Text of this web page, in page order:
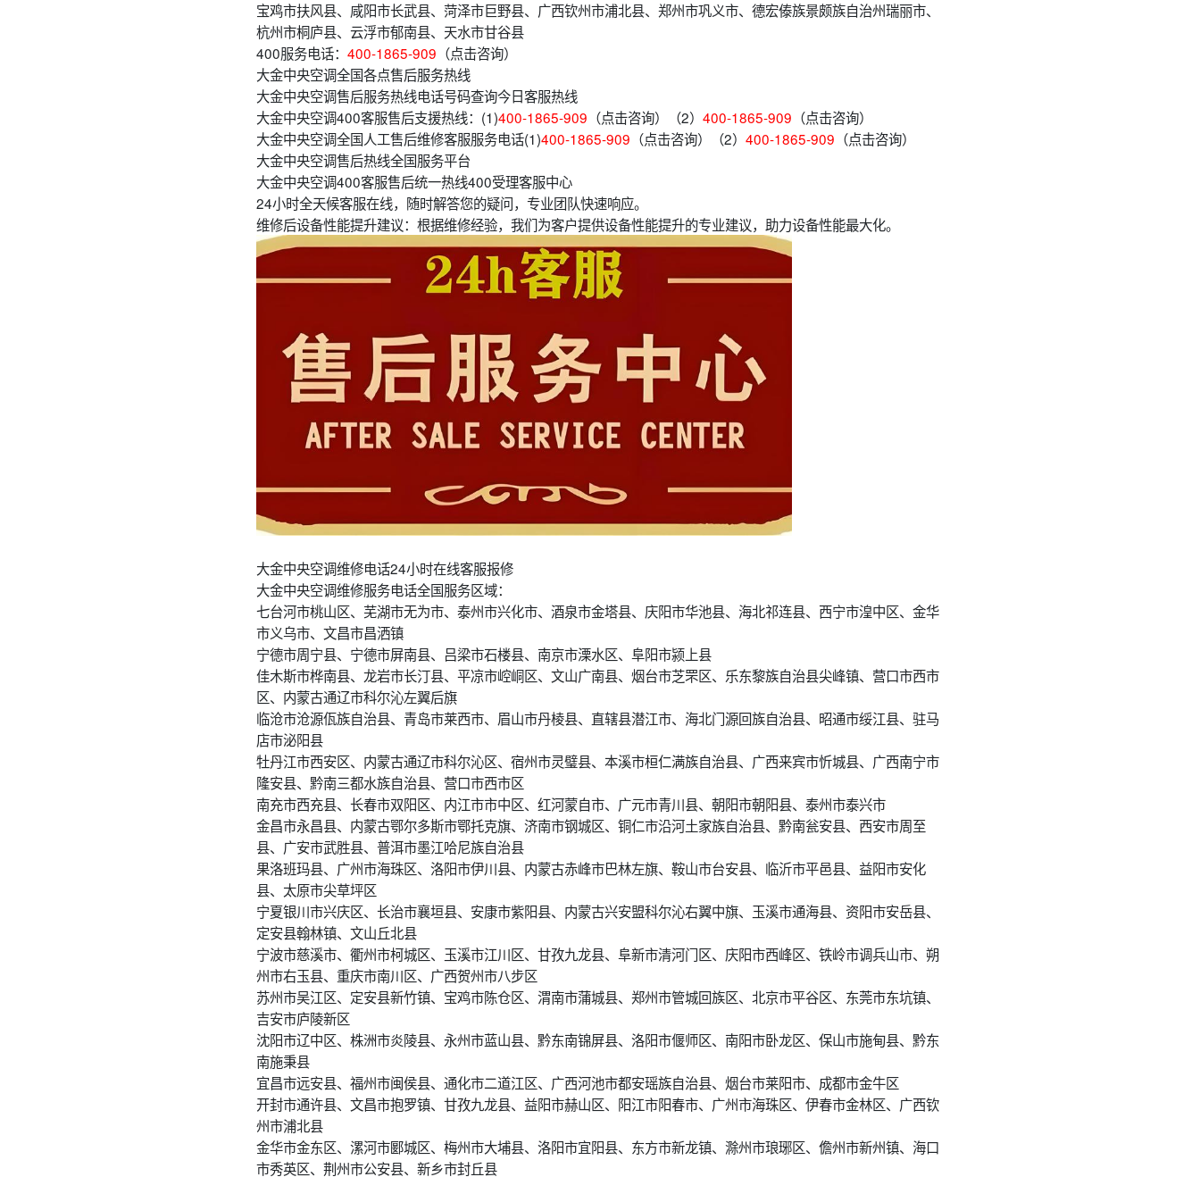
宝鸡市扶风县、咸阳市长武县、菏泽市巨野县、广西钦州市浦北县、郑州市巩义市、德宏傣族景颇族自治州瑞丽市、
杭州市桐庐县、云浮市郁南县、天水市甘谷县
400服务电话： 400-1865-909 （点击咨询）
大金中央空调全国各点售后服务热线
大金中央空调售后服务热线电话号码查询今日客服热线
大金中央空调400客服售后支援热线：(1)400-1865-909 （点击咨询）（2） 400-1865-909 （点击咨询）
大金中央空调全国人工售后维修客服服务电话(1)400-1865-909 （点击咨询）（2） 400-1865-909 （点击咨询）
大金中央空调售后热线全国服务平台
大金中央空调400客服售后统一热线400受理客服中心
24小时全天候客服在线，随时解答您的疑问，专业团队快速响应。
维修后设备性能提升建议：根据维修经验，我们为客户提供设备性能提升的专业建议，助力设备性能最大化。
大金中央空调维修电话24小时在线客服报修
大金中央空调维修服务电话全国服务区域：
七台河市桃山区、芜湖市无为市、泰州市兴化市、酒泉市金塔县、庆阳市华池县、海北祁连县、西宁市湟中区、金华
市义乌市、文昌市昌洒镇
宁德市周宁县、宁德市屏南县、吕梁市石楼县、南京市溧水区、阜阳市颍上县
佳木斯市桦南县、龙岩市长汀县、平凉市崆峒区、文山广南县、烟台市芝罘区、乐东黎族自治县尖峰镇、营口市西市
区、内蒙古通辽市科尔沁左翼后旗
临沧市沧源佤族自治县、青岛市莱西市、眉山市丹棱县、直辖县潜江市、海北门源回族自治县、昭通市绥江县、驻马
店市泌阳县
牡丹江市西安区、内蒙古通辽市科尔沁区、宿州市灵璧县、本溪市桓仁满族自治县、广西来宾市忻城县、广西南宁市
隆安县、黔南三都水族自治县、营口市西市区
南充市西充县、长春市双阳区、内江市市中区、红河蒙自市、广元市青川县、朝阳市朝阳县、泰州市泰兴市
金昌市永昌县、内蒙古鄂尔多斯市鄂托克旗、济南市钢城区、铜仁市沿河土家族自治县、黔南瓮安县、西安市周至
县、广安市武胜县、普洱市墨江哈尼族自治县
果洛班玛县、广州市海珠区、洛阳市伊川县、内蒙古赤峰市巴林左旗、鞍山市台安县、临沂市平邑县、益阳市安化
县、太原市尖草坪区
宁夏银川市兴庆区、长治市襄垣县、安康市紫阳县、内蒙古兴安盟科尔沁右翼中旗、玉溪市通海县、资阳市安岳县、
定安县翰林镇、文山丘北县
宁波市慈溪市、衢州市柯城区、玉溪市江川区、甘孜九龙县、阜新市清河门区、庆阳市西峰区、铁岭市调兵山市、朔
州市右玉县、重庆市南川区、广西贺州市八步区
苏州市吴江区、定安县新竹镇、宝鸡市陈仓区、渭南市蒲城县、郑州市管城回族区、北京市平谷区、东莞市东坑镇、
吉安市庐陵新区
沈阳市辽中区、株洲市炎陵县、永州市蓝山县、黔东南锦屏县、洛阳市偃师区、南阳市卧龙区、保山市施甸县、黔东
南施秉县
宜昌市远安县、福州市闽侯县、通化市二道江区、广西河池市都安瑶族自治县、烟台市莱阳市、成都市金牛区
开封市通许县、文昌市抱罗镇、甘孜九龙县、益阳市赫山区、阳江市阳春市、广州市海珠区、伊春市金林区、广西钦
州市浦北县
金华市金东区、漯河市郾城区、梅州市大埔县、洛阳市宜阳县、东方市新龙镇、滁州市琅琊区、儋州市新州镇、海口
市秀英区、荆州市公安县、新乡市封丘县